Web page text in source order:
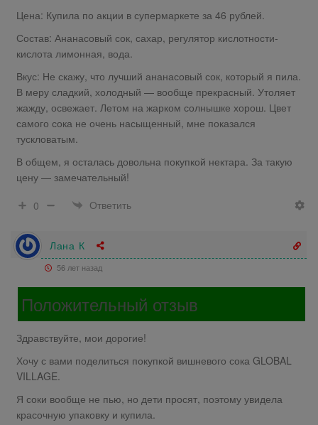
Цена: Купила по акции в супермаркете за 46 рублей.
Состав: Ананасовый сок, сахар, регулятор кислотности-
кислота лимонная, вода.
Вкус: Не скажу, что лучший ананасовый сок, который я пила.
В меру сладкий, холодный — вообще прекрасный. Утоляет
жажду, освежает. Летом на жарком солнышке хорош. Цвет
самого сока не очень насыщенный, мне показался
тускловатым.
В общем, я осталась довольна покупкой нектара. За такую
цену — замечательный!
0
Ответить
Лана К
56 лет назад
Положительный отзыв
Здравствуйте, мои дорогие!
Хочу с вами поделиться покупкой вишневого сока GLOBAL
VILLAGE.
Я соки вообще не пью, но дети просят, поэтому увидела
красочную упаковку и купила.